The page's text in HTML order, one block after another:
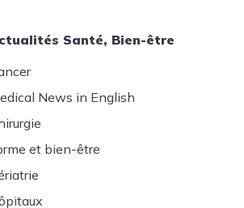
Santé, Bien-être
News in English
et bien-être